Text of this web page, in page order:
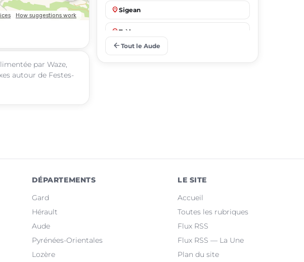
par Waze,
autour de Festes-
place Sigean
place Trèbes
arrow_back Tout le Aude
DÉPARTEMENTS
Gard
Hérault
Aude
Pyrénées-Orientales
Lozère
LE SITE
Accueil
Toutes les rubriques
Flux RSS
Flux RSS — La Une
Plan du site